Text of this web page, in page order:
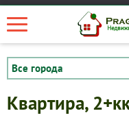
Квартира,